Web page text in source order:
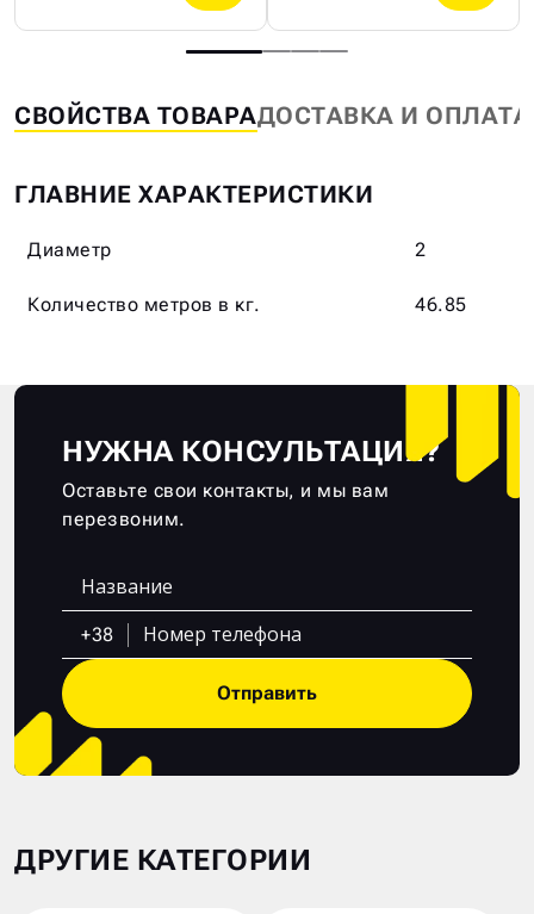
СВОЙСТВА ТОВАРАДОСТАВКА И ОПЛАТА
ГЛАВНИЕ ХАРАКТЕРИСТИКИ
Диаметр 2
Количество метров в кг. 46.85
НУЖНА КОНСУЛЬТАЦИЯ?
Оставьте свои контакты, и мы вам
перезвоним.
+38
Отправить
ДРУГИЕ КАТЕГОРИИ